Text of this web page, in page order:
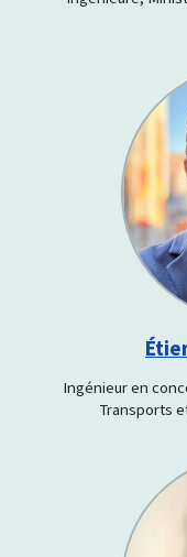
Ingénieur en
Transports